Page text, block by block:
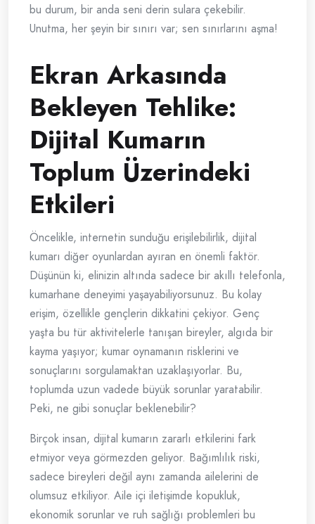
bu durum, bir anda seni derin sulara çekebilir.
Unutma, her şeyin bir sınırı var; sen sınırlarını aşma!
Ekran Arkasında
Bekleyen Tehlike:
Dijital Kumarın
Toplum Üzerindeki
Etkileri
Öncelikle, internetin sunduğu erişilebilirlik, dijital
kumarı diğer oyunlardan ayıran en önemli faktör.
Düşünün ki, elinizin altında sadece bir akıllı telefonla,
kumarhane deneyimi yaşayabiliyorsunuz. Bu kolay
erişim, özellikle gençlerin dikkatini çekiyor. Genç
yaşta bu tür aktivitelerle tanışan bireyler, algıda bir
kayma yaşıyor; kumar oynamanın risklerini ve
sonuçlarını sorgulamaktan uzaklaşıyorlar. Bu,
toplumda uzun vadede büyük sorunlar yaratabilir.
Peki, ne gibi sonuçlar beklenebilir?
Birçok insan, dijital kumarın zararlı etkilerini fark
etmiyor veya görmezden geliyor. Bağımlılık riski,
sadece bireyleri değil aynı zamanda ailelerini de
olumsuz etkiliyor. Aile içi iletişimde kopukluk,
ekonomik sorunlar ve ruh sağlığı problemleri bu